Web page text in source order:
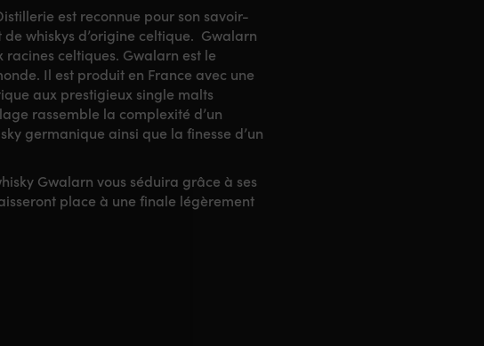
est reconnue pour son savoir-
whiskys d’origine celtique. Gwalarn
racines celtiques. Gwalarn est le
Il est produit en France avec une
aux prestigieux single malts
rassemble la complexité d’un
germanique ainsi que la finesse d’un
Gwalarn vous séduira grâce à ses
place à une finale légèrement